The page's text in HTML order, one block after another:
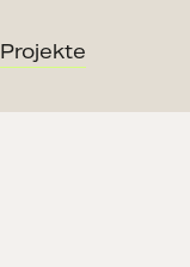
Projekte